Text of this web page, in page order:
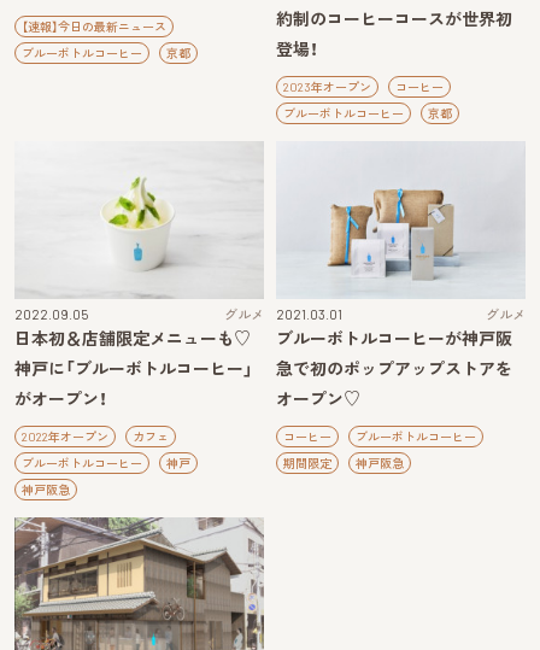
【速報】今日の最新ニュース
ブルーボトルコーヒー
京都
約制のコーヒーコースが世界初
登場！
2023年オープン
コーヒー
ブルーボトルコーヒー
京都
2022.09.05 グルメ
日本初＆店舗限定メニューも♡
神戸に「ブルーボトルコーヒー」
がオープン！
2022年オープン
カフェ
ブルーボトルコーヒー
神戸
神戸阪急
2021.03.01 グルメ
ブルーボトルコーヒーが神戸阪
急で初のポップアップストアを
オープン♡
コーヒー
ブルーボトルコーヒー
期間限定
神戸阪急